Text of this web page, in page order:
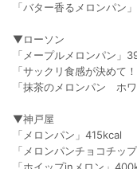
「バター香るメロンパン
▼ローソン
「メープルメロンパン」
「サックリ食感が決めて
「抹茶のメロンパン ホ
▼神戸屋
「メロンパン」415kcal
「メロンパンチョコチッ